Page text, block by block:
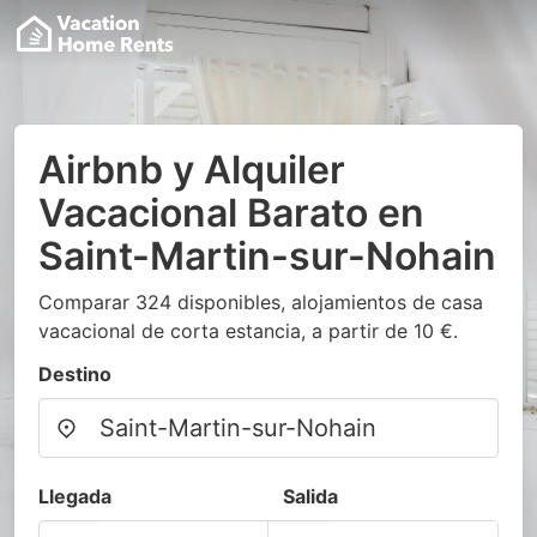
Airbnb y Alquiler
Vacacional Barato en
Saint-Martin-sur-Nohain
Comparar 324 disponibles, alojamientos de casa
vacacional de corta estancia, a partir de 10 €.
Destino
Llegada Salida